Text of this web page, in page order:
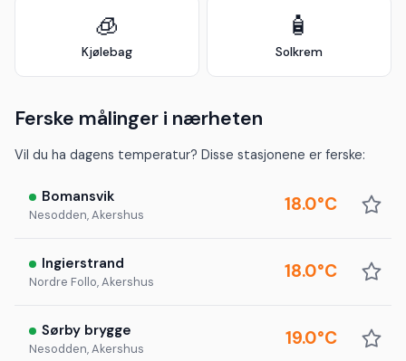
🧊
Kjølebag
🧴
Solkrem
Ferske målinger i nærheten
Vil du ha dagens temperatur? Disse stasjonene er ferske:
Bomansvik
Nesodden, Akershus 18.0°C
Ingierstrand
Nordre Follo, Akershus 18.0°C
Sørby brygge
Nesodden, Akershus 19.0°C